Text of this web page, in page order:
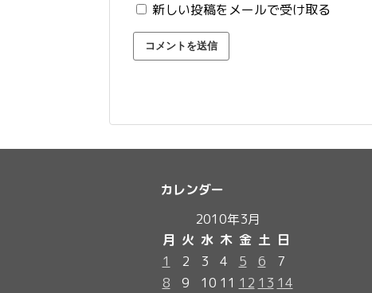
新しい投稿をメールで受け取る
カレンダー
2010年3月
月 火 水 木 金 土 日
1
2 3 4 5 6
7
8
9 10 11 12 13 14